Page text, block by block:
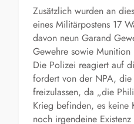
Zusätzlich wurden an
eines Militärpostens 17
davon neun Garand
Gewehre sowie Munition
Die Polizei reagiert auf
fordert von der NPA, die
freizulassen, da „die
Krieg befinden, es keine
noch irgendeine